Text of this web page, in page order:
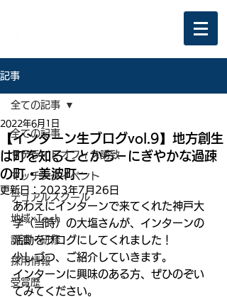
記事
全ての記事
サテライトオフィス誘致
マッチングイベント
デュアルスクール
地域×Tech
講演・研修
採用情報
受賞歴
全ての記事
【インターン生ブログvol.9】地方創生
は町を知ることから－にぎやかな過疎
の町・美波町－
2022年6月1日
更新日： 2023年7月26日
あわえにインターンで来てくれた神戸大
学（当時）の大塩さんが、インターンの
活動をブログにしてくれました！
少しづつ、ご紹介していきます。
インターンに興味のある方、ぜひのぞい
てみてください。